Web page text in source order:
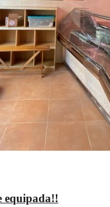
equipada!!